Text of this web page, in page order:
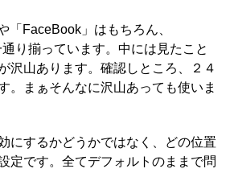
「FaceBook」はもちろん、
通り揃っています。中には見たこと
沢山あります。確認しところ、２４
。まぁそんなに沢山あっても使いま
にするかどうかではなく、どの位置
定です。全てデフォルトのままで問